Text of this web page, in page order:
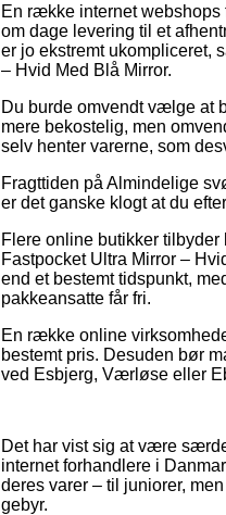
En række internet webshops
om dage levering til et
er jo ekstremt ukompliceret,
– Hvid Med Blå Mirror.
Du burde omvendt vælge at
mere bekostelig, men
selv henter varerne, som
Fragttiden på Almindelige
er det ganske klogt at du
Flere online butikker
Fastpocket Ultra Mirror –
end et bestemt tidspunkt,
pakkeansatte får fri.
En række online
bestemt pris. Desuden bør
ved Esbjerg, Værløse eller
Det har vist sig at være
internet forhandlere i
deres varer – til juniorer,
gebyr.